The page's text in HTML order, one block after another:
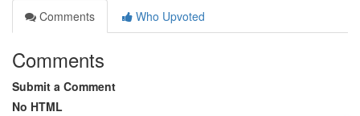
Comments
Who Upvoted
Comments
Submit a Comment
No HTML